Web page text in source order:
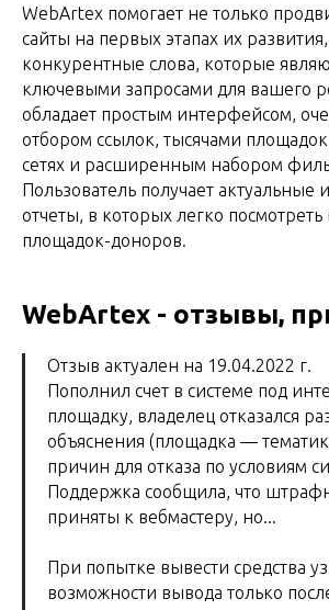
WebArtex помогает не только
сайты на первых этапах их
конкурентные слова, которые
ключевыми запросами для вашего
обладает простым интерфейсом,
отбором ссылок, тысячами
сетях и расширенным набором
Пользователь получает актуальные
отчеты, в которых легко
площадок-доноров.
WebArtex - отзывы,
Отзыв актуален на 19.04.2022 г.
Пополнил счет в системе под
площадку, владелец отказался
объяснения (площадка —
причин для отказа по условиям
Поддержка сообщила, что
приняты к вебмастеру, но...
При попытке вывести средства
возможности вывода только